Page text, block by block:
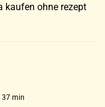
kaufen ohne rezept
37 min